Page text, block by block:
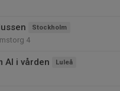
Stockholm
4
AI i vården Luleå